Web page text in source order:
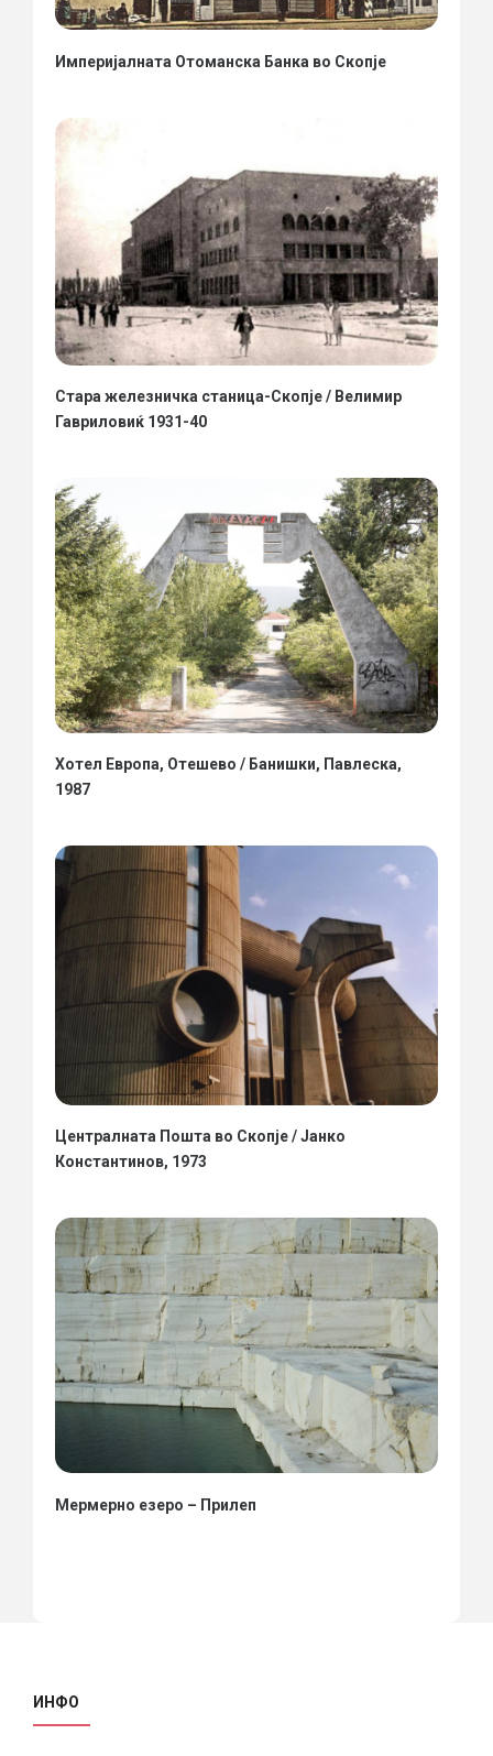
Империјалната Отоманска Банка во Скопје
Стара железничка станица-Скопје / Велимир
Гавриловиќ 1931-40
Хотел Европа, Отешево / Банишки, Павлеска,
1987
Централната Пошта во Скопје / Јанко
Константинов, 1973
Мермерно езеро – Прилеп
ИНФО